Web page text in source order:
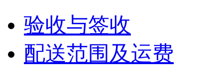
验收与签收
配送范围及运费